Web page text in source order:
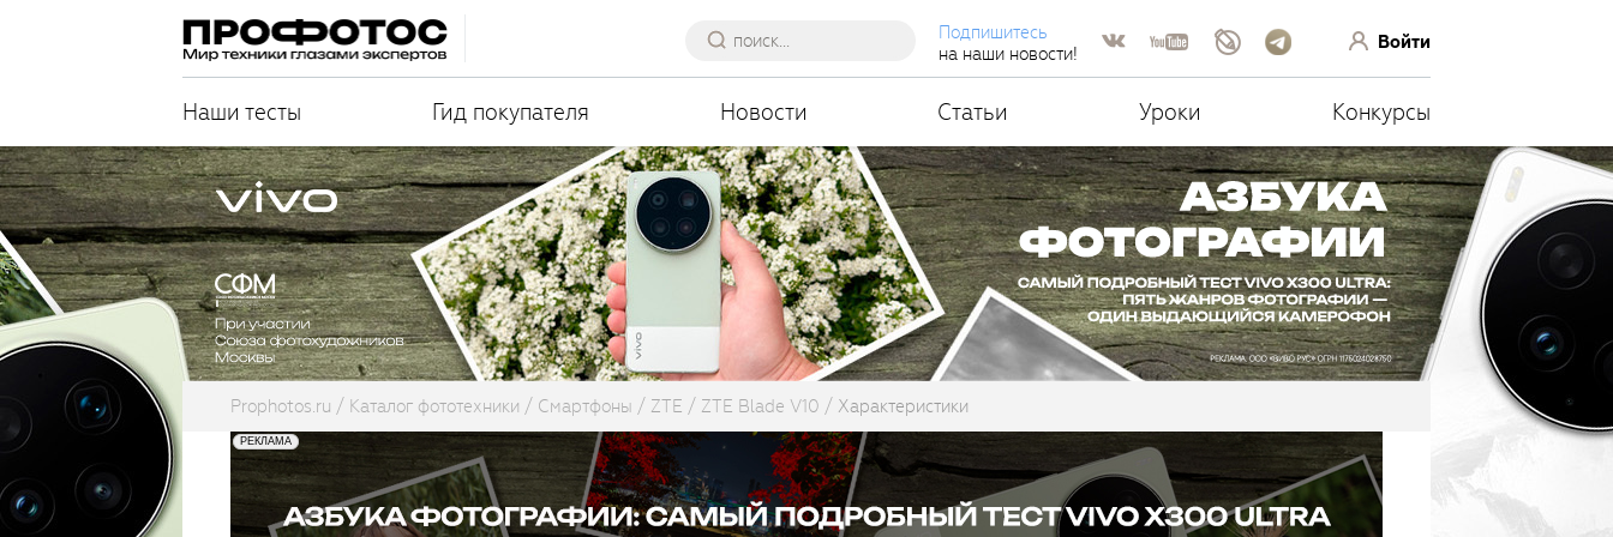
Подпишитесь
на наши новости!
Войти
Наши тесты Гид покупателя Новости Статьи Уроки Конкурсы
Prophotos.ru Каталог фототехники Смартфоны ZTE ZTE Blade V10 Характеристики